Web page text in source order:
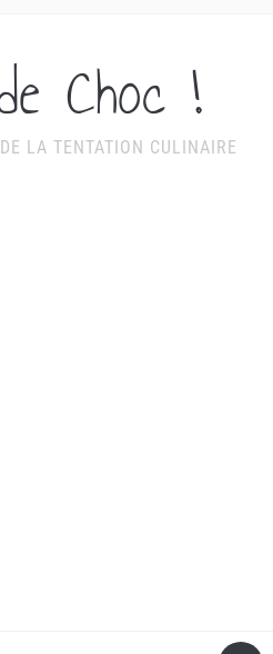
Choc !
LA TENTATION CULINAIRE